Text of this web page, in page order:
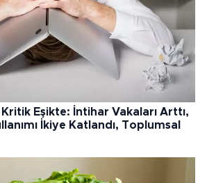
Eşikte: İntihar Vakaları Arttı,
İkiye Katlandı, Toplumsal